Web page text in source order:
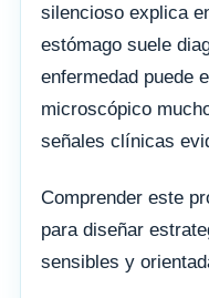
silencioso explica
estómago suele
enfermedad puede
microscópico
señales clínicas
Comprender este
para diseñar
sensibles y